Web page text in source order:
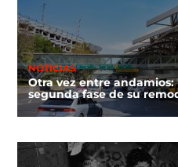
NOTICIAS
Otra vez entre andamios:
segunda fase de su